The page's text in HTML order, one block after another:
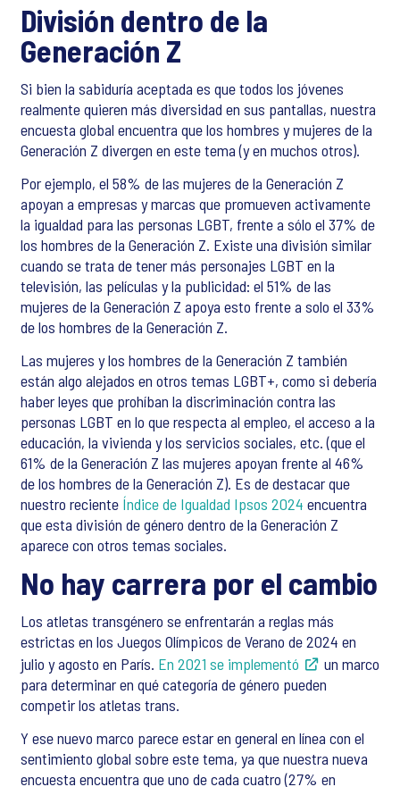
División dentro de la
Generación Z
Si bien la sabiduría aceptada es que todos los jóvenes
realmente quieren más diversidad en sus pantallas, nuestra
encuesta global encuentra que los hombres y mujeres de la
Generación Z divergen en este tema (y en muchos otros).
Por ejemplo, el 58% de las mujeres de la Generación Z
apoyan a empresas y marcas que promueven activamente
la igualdad para las personas LGBT, frente a sólo el 37% de
los hombres de la Generación Z. Existe una división similar
cuando se trata de tener más personajes LGBT en la
televisión, las películas y la publicidad: el 51% de las
mujeres de la Generación Z apoya esto frente a solo el 33%
de los hombres de la Generación Z.
Las mujeres y los hombres de la Generación Z también
están algo alejados en otros temas LGBT+, como si debería
haber leyes que prohíban la discriminación contra las
personas LGBT en lo que respecta al empleo, el acceso a la
educación, la vivienda y los servicios sociales, etc. (que el
61% de la Generación Z las mujeres apoyan frente al 46%
de los hombres de la Generación Z). Es de destacar que
nuestro reciente Índice de Igualdad Ipsos 2024 encuentra
que esta división de género dentro de la Generación Z
aparece con otros temas sociales.
No hay carrera por el cambio
Los atletas transgénero se enfrentarán a reglas más
estrictas en los Juegos Olímpicos de Verano de 2024 en
julio y agosto en París. En 2021 se implementó
un marco
para determinar en qué categoría de género pueden
competir los atletas trans.
Y ese nuevo marco parece estar en general en línea con el
sentimiento global sobre este tema, ya que nuestra nueva
encuesta encuentra que uno de cada cuatro (27% en